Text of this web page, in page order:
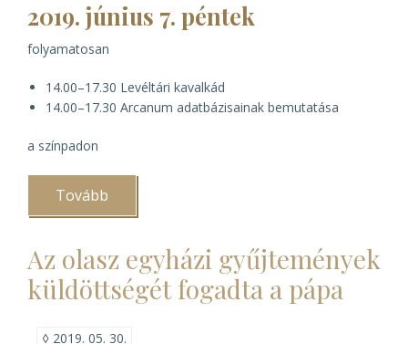
2019. június 7. péntek
folyamatosan
14.00–17.30 Levéltári kavalkád
14.00–17.30 Arcanum adatbázisainak bemutatása
a színpadon
Tovább
Piknik)
Az olasz egyházi gyűjtemények
küldöttségét fogadta a pápa
◊ 2019. 05. 30.